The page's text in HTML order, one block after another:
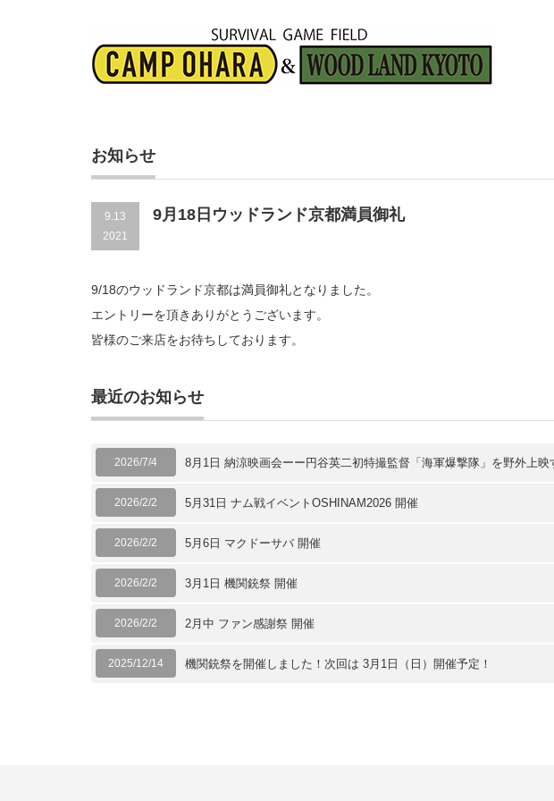
お知らせ
9.13
2021
9月18日ウッドランド京都満員御礼
9/18のウッドランド京都は満員御礼となりました。
エントリーを頂きありがとうございます。
皆様のご来店をお待ちしております。
最近のお知らせ
2026/7/4 8月1日 納涼映画会ーー円谷英二初特撮監督「海軍爆撃隊」を野外上映
2026/2/2 5月31日 ナム戦イベントOSHINAM2026 開催
2026/2/2 5月6日 マクドーサバ 開催
2026/2/2 3月1日 機関銃祭 開催
2026/2/2 2月中 ファン感謝祭 開催
2025/12/14 機関銃祭を開催しました！次回は 3月1日（日）開催予定！